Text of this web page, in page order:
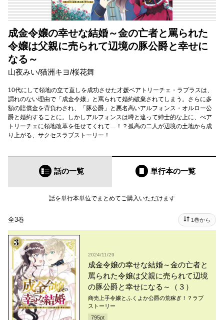
成金令嬢の幸せな結婚～金の亡者と罵られた
令嬢は父親に売られて辺境の豚公爵と幸せに
なる～
山夜みい/猫洲キヨ/桜花舞
10代にして領地の立て直しを成功させた才媛ベアトリーチェ・ラプラスは、
謂れのない理由で「成金令嬢」と罵られて婚約破棄されてしまう。さらに多
額の賠償金を背負わされ、「豚公爵」と悪名高いアルフォンス・オルロー公
爵と婚約することに。しかしアルフォンスは噂と違って紳士的な上に、べア
トリーチェに領地改革を任せてくれて…！？孤高の二人が辺境の土地から成
り上がる、サクセスラブストーリー！
話の一覧 単行本の一覧
話を単行本単位でまとめてご購入いただけます
全3巻 1巻から
2024/11/29
成金令嬢の幸せな結婚～金の亡者と
罵られた令嬢は父親に売られて辺境
の豚公爵と幸せになる～（３）
商売上手令嬢とふくよか公爵の荒稼ぎ！？ラブ
ストーリー
795pt